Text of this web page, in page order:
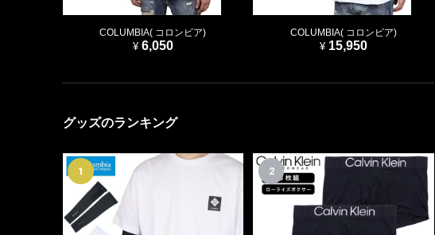
COLUMBIA( コロンビア)
6,050
COLUMBIA( コロンビア)
15,950
グッズのランキング
1 2